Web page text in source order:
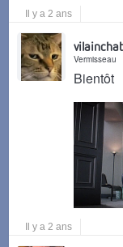
Il y a 2 ans
vilainchat
Vermisseau
Bientôt
Il y a 2 ans